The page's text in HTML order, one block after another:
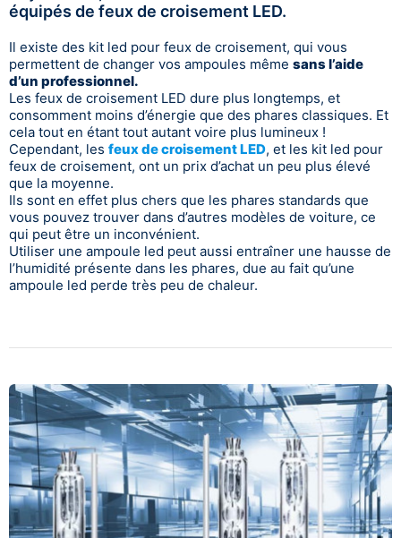
équipés de feux de croisement LED.
Il existe des kit led pour feux de croisement, qui vous
permettent de changer vos ampoules même sans l’aide
d’un professionnel.
Les feux de croisement LED dure plus longtemps, et
consomment moins d’énergie que des phares classiques. Et
cela tout en étant tout autant voire plus lumineux !
Cependant, les feux de croisement LED, et les kit led pour
feux de croisement, ont un prix d’achat un peu plus élevé
que la moyenne.
Ils sont en effet plus chers que les phares standards que
vous pouvez trouver dans d’autres modèles de voiture, ce
qui peut être un inconvénient.
Utiliser une ampoule led peut aussi entraîner une hausse de
l’humidité présente dans les phares, due au fait qu’une
ampoule led perde très peu de chaleur.